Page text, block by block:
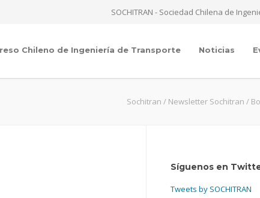
SOCHITRAN - Sociedad Chilena de
Chileno de Ingeniería de Transporte Noticias
Sochitran / Newsletter Sochitran /
Síguenos en
Tweets by SOCHITRAN